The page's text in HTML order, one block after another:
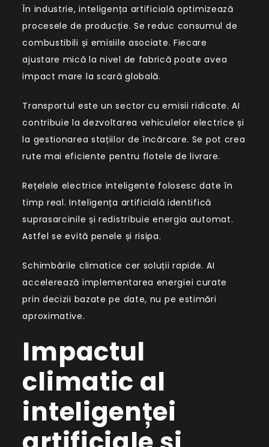
În industrie, inteligența artificială optimizează
procesele de producție. Se reduc consumul de
combustibili și emisiile asociate. Fiecare
ajustare mică la nivel de fabrică poate avea
impact mare la scară globală.
Transportul este un sector cu emisii ridicate. AI
contribuie la dezvoltarea vehiculelor electrice și
la gestionarea stațiilor de încărcare. Se pot crea
rute mai eficiente pentru flotele de livrare.
Rețelele electrice inteligente folosesc date în
timp real. Inteligența artificială identifică
suprasarcinile și redistribuie energia automat.
Astfel se evită penele și risipa.
Schimbările climatice cer soluții rapide. AI
accelerează implementarea energiei curate
prin decizii bazate pe date, nu pe estimări
aproximative.
Impactul
climatic al
inteligenței